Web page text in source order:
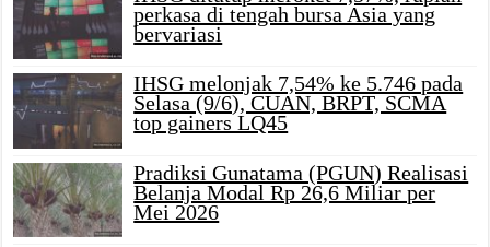
perkasa di tengah bursa Asia yang
bervariasi
IHSG melonjak 7,54% ke 5.746 pada
Selasa (9/6), CUAN, BRPT, SCMA
top gainers LQ45
Pradiksi Gunatama (PGUN) Realisasi
Belanja Modal Rp 26,6 Miliar per
Mei 2026